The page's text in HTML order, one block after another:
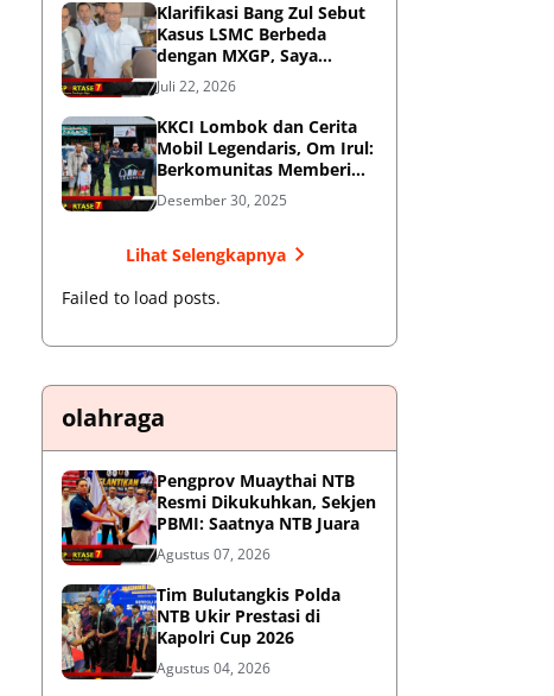
Klarifikasi Bang Zul Sebut
Kasus LSMC Berbeda
dengan MXGP, Saya
Dipanggil Sebagai Saksi
Juli 22, 2026
KKCI Lombok dan Cerita
Mobil Legendaris, Om Irul:
Berkomunitas Memberi
Manfaat dan Membangun
Imej Positif
Desember 30, 2025
Lihat Selengkapnya
Failed to load posts.
olahraga
Pengprov Muaythai NTB
Resmi Dikukuhkan, Sekjen
PBMI: Saatnya NTB Juara
Agustus 07, 2026
Tim Bulutangkis Polda
NTB Ukir Prestasi di
Kapolri Cup 2026
Agustus 04, 2026